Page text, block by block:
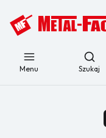
Menu Szukaj